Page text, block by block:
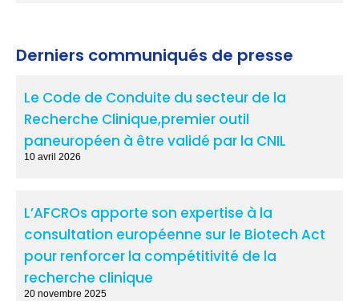
Derniers communiqués de presse
Le Code de Conduite du secteur de la
Recherche Clinique,premier outil
paneuropéen à être validé par la CNIL
10 avril 2026
L’AFCROs apporte son expertise à la
consultation européenne sur le Biotech Act
pour renforcer la compétitivité de la
recherche clinique
20 novembre 2025